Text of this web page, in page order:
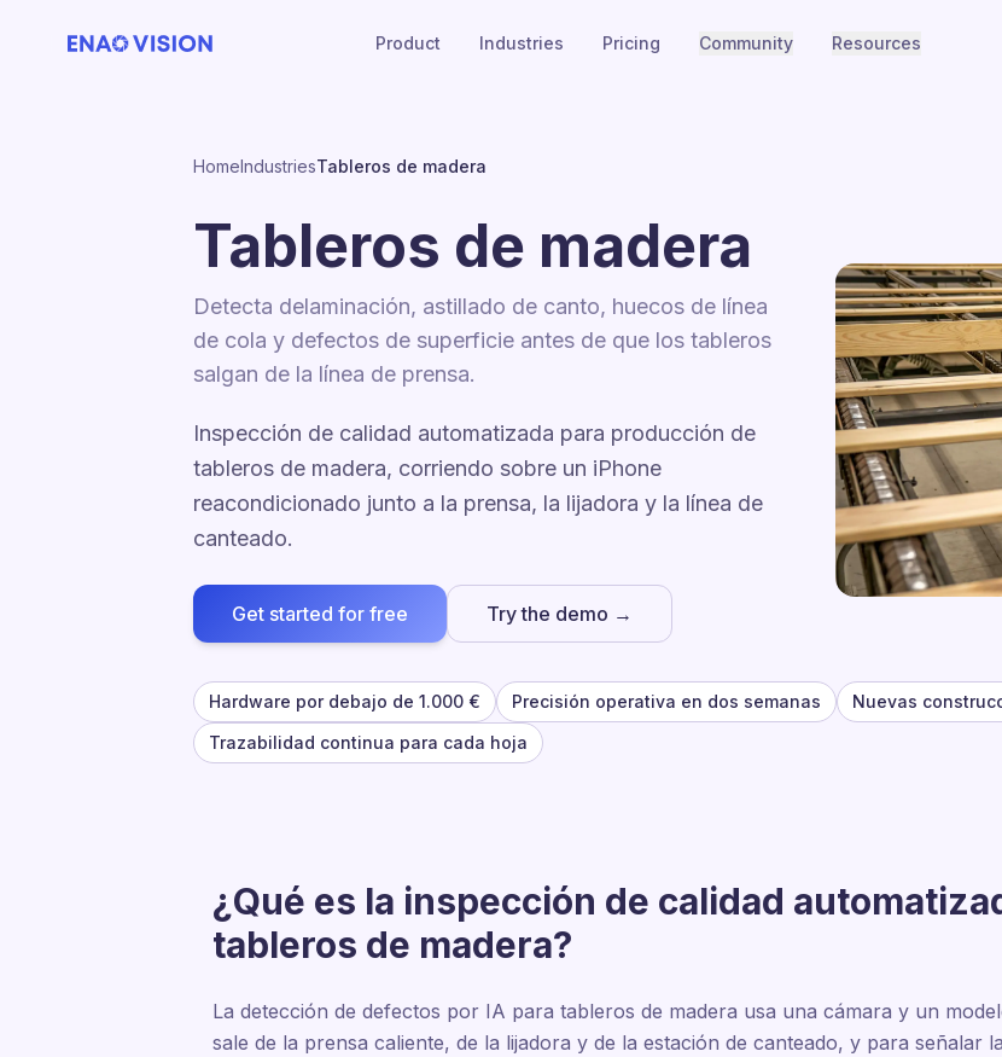
Product Industries Pricing Community Resources
HomeIndustriesTableros de madera
Tableros de madera
Detecta delaminación, astillado de canto, huecos de línea
de cola y defectos de superficie antes de que los tableros
salgan de la línea de prensa.
Inspección de calidad automatizada para producción de
tableros de madera, corriendo sobre un iPhone
reacondicionado junto a la prensa, la lijadora y la línea de
canteado.
Get started for free Try the demo →
Hardware por debajo de 1.000 € Precisión operativa en dos semanas
Nuevas
Trazabilidad continua para cada hoja
¿Qué es la inspección de calidad
tableros de madera?
La detección de defectos por IA para tableros de madera usa una cámara y un
sale de la prensa caliente, de la lijadora y de la estación de canteado, y para señalar